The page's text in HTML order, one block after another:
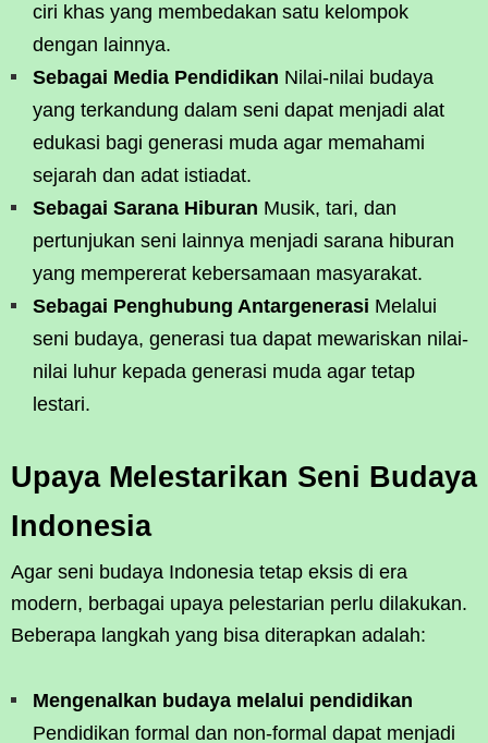
ciri khas yang membedakan satu kelompok
dengan lainnya.
Sebagai Media Pendidikan Nilai-nilai budaya
yang terkandung dalam seni dapat menjadi alat
edukasi bagi generasi muda agar memahami
sejarah dan adat istiadat.
Sebagai Sarana Hiburan Musik, tari, dan
pertunjukan seni lainnya menjadi sarana hiburan
yang mempererat kebersamaan masyarakat.
Sebagai Penghubung Antargenerasi Melalui
seni budaya, generasi tua dapat mewariskan nilai-
nilai luhur kepada generasi muda agar tetap
lestari.
Upaya Melestarikan Seni Budaya
Indonesia
Agar seni budaya Indonesia tetap eksis di era
modern, berbagai upaya pelestarian perlu dilakukan.
Beberapa langkah yang bisa diterapkan adalah:
Mengenalkan budaya melalui pendidikan
Pendidikan formal dan non-formal dapat menjadi